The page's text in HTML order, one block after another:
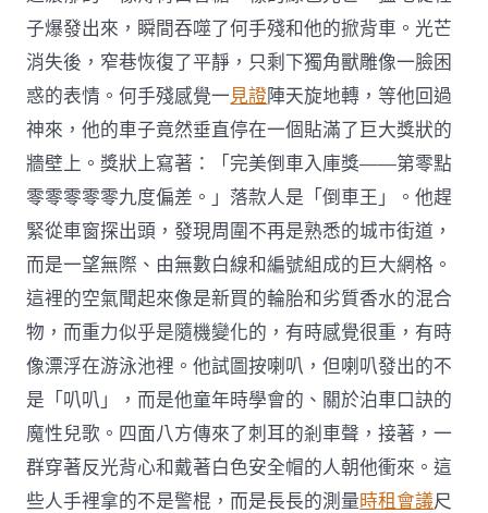
子爆發出來，瞬間吞噬了何手殘和他的掀背車。光芒
消失後，窄巷恢復了平靜，只剩下獨角獸雕像一臉困
惑的表情。何手殘感覺一見證陣天旋地轉，等他回過
神來，他的車子竟然垂直停在一個貼滿了巨大獎狀的
牆壁上。獎狀上寫著：「完美倒車入庫獎——第零點
零零零零零九度偏差。」落款人是「倒車王」。他趕
緊從車窗探出頭，發現周圍不再是熟悉的城市街道，
而是一望無際、由無數白線和編號組成的巨大網格。
這裡的空氣聞起來像是新買的輪胎和劣質香水的混合
物，而重力似乎是隨機變化的，有時感覺很重，有時
像漂浮在游泳池裡。他試圖按喇叭，但喇叭發出的不
是「叭叭」，而是他童年時學會的、關於泊車口訣的
魔性兒歌。四面八方傳來了刺耳的剎車聲，接著，一
群穿著反光背心和戴著白色安全帽的人朝他衝來。這
些人手裡拿的不是警棍，而是長長的測量時租會議尺